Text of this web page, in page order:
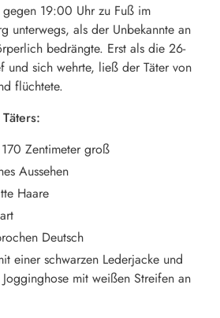
19:00 Uhr zu Fuß im
unterwegs, als der Unbekannte an
bedrängte. Erst als die 26-
und sich wehrte, ließ der Täter von
flüchtete.
Zentimeter groß
Aussehen
Haare
Deutsch
einer schwarzen Lederjacke und
mit weißen Streifen an